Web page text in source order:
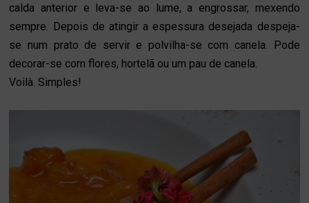
calda anterior e leva-se ao lume, a engrossar, mexendo
sempre. Depois de atingir a espessura desejada despeja-
se num prato de servir e polvilha-se com canela. Pode
decorar-se com flores, hortelã ou um pau de canela.
Voilà. Simples!